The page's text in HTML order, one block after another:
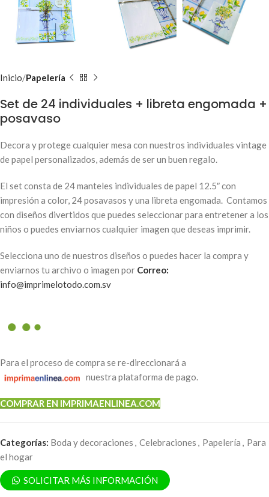
Inicio Papelería
Set de 24 individuales + libreta engomada +
posavaso
Decora y protege cualquier mesa con nuestros individuales vintage
de papel personalizados, además de ser un buen regalo.
El set consta de 24 manteles individuales de papel 12.5″ con
impresión a color, 24 posavasos y una libreta engomada. Contamos
con diseños divertidos que puedes seleccionar para entretener a los
niños o puedes enviarnos cualquier imagen que deseas imprimir.
Selecciona uno de nuestros diseños o puedes hacer la compra y
enviarnos tu archivo o imagen por Correo:
info@imprimelotodo.com.sv
Para el proceso de compra se re-direccionará a
nuestra plataforma de pago.
COMPRAR EN IMPRIMAENLINEA.COM
Categorías: Boda y decoraciones , Celebraciones , Papelería , Para
el hogar
SOLICITAR MÁS INFORMACIÓN